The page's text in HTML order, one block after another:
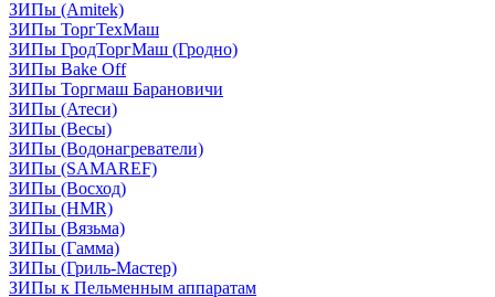
ЗИПы (Amitek)
ЗИПы ТоргТехМаш
ЗИПы ГродТоргМаш (Гродно)
ЗИПы Bake Off
ЗИПы Торгмаш Барановичи
ЗИПы (Атеси)
ЗИПы (Весы)
ЗИПы (Водонагреватели)
ЗИПы (SAMAREF)
ЗИПы (Восход)
ЗИПы (HMR)
ЗИПы (Вязьма)
ЗИПы (Гамма)
ЗИПы (Гриль-Мастер)
ЗИПы к Пельменным аппаратам